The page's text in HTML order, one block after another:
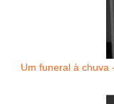
Um funeral à chuva